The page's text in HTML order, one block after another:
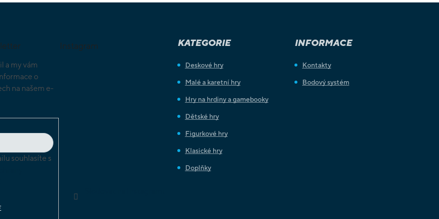
a my vám
o
na našem e-
souhlasíte s
Instagram KATEGORIE
Deskové hry
Malé a karetní hry
Hry na hrdiny a gamebooky
Dětské hry
Figurkové hry
Klasické hry
Doplňky
INFORMACE
Kontakty
Bodový systém